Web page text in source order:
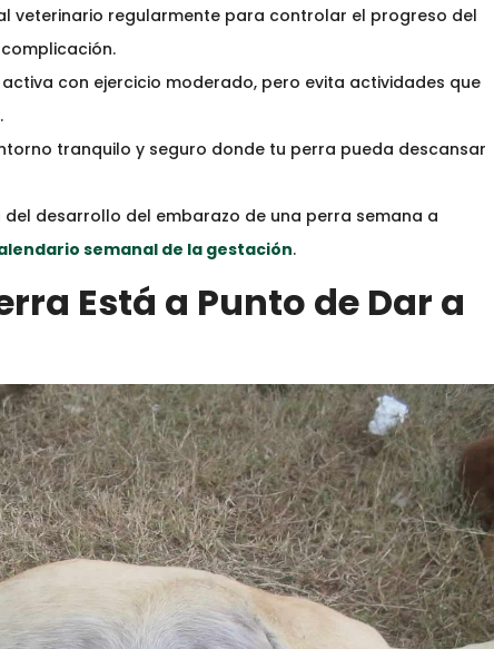
veterinario regularmente para controlar el progreso del
con ejercicio moderado, pero evita actividades que
tranquilo y seguro donde tu perra pueda descansar
desarrollo del embarazo de una perra semana a
semanal de la gestación.
Está a Punto de Dar a